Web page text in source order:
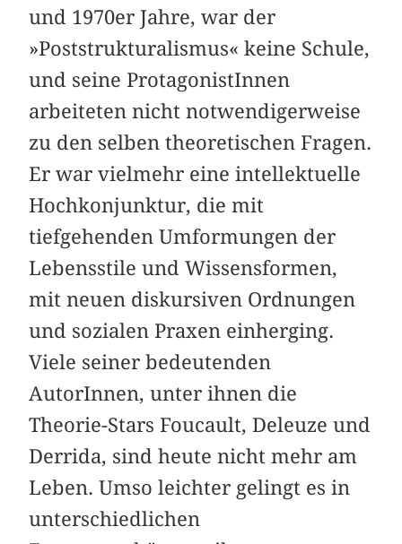
und 1970er Jahre, war der
»Poststrukturalismus« keine Schule,
und seine ProtagonistInnen
arbeiteten nicht notwendigerweise
zu den selben theoretischen Fragen.
Er war vielmehr eine intellektuelle
Hoch­konjunktur, die mit
tiefgehenden Umformungen der
Lebensstile und Wissensformen,
mit neuen diskursiven Ordnungen
und sozialen Praxen einherging.
Viele seiner bedeutenden
AutorInnen, unter ihnen die
Theorie-Stars Foucault, Deleuze und
Derrida, sind heute nicht mehr am
Leben. Umso leichter gelingt es in
unterschiedlichen